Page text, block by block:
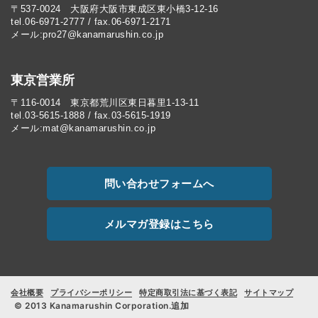
〒537-0024 大阪府大阪市東成区東小橋3-12-16
tel.06-6971-2777 / fax.06-6971-2171
メール:pro27@kanamarushin.co.jp​
東京営業所
〒116-0014 東京都荒川区東日暮里1-13-11
tel.03-5615-1888 / fax.03-5615-1919
メール:mat@kanamarushin.co.jp
問い合わせフォームへ
メルマガ登録はこちら
会社概要 プライバシーポリシー 特定商取引法に基づく表記 サイトマップ
© 2013 Kanamarushin Corporation.追加